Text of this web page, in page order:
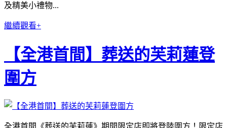
及精美小禮物...
繼續觀看+
【全港首間】葬送的芙莉蓮登
圍方
全港首間《葬送的芙莉蓮》期間限定店即將登陸圍方！限定店